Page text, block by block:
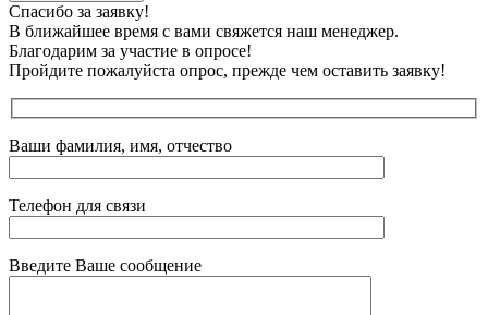
Спасибо за заявку!
В ближайшее время с вами свяжется наш менеджер.
Благодарим за участие в опросе!
Пройдите пожалуйста опрос, прежде чем оставить заявку!
Ваши фамилия, имя, отчество
Телефон для связи
Введите Ваше сообщение